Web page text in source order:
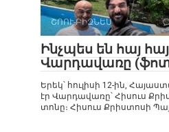
ՇՈՈՒ-ԲԻԶՆԵՍ
Ինչպես են հայ
Վարդավառը
Երեկ՝ հուլիսի 12-ին,
էր Վարդավառը՝ Հիսուս
տոնը։ Հիսուս Քրիստոսի